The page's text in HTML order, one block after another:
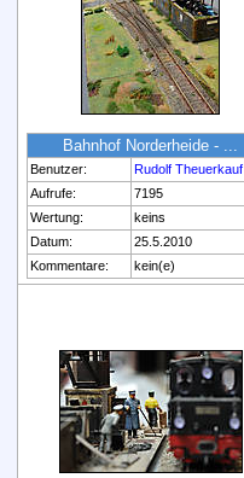
Bahnhof Norderheide - ...
Benutzer:
Rudolf Theuerkauf
Aufrufe:
7195
Wertung:
keins
Datum:
25.5.2010
Kommentare:
kein(e)